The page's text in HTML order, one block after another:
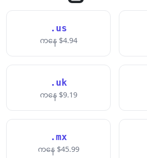
.us
ကနေ $4.94
.uk
ကနေ $9.19
.mx
ကနေ $45.99